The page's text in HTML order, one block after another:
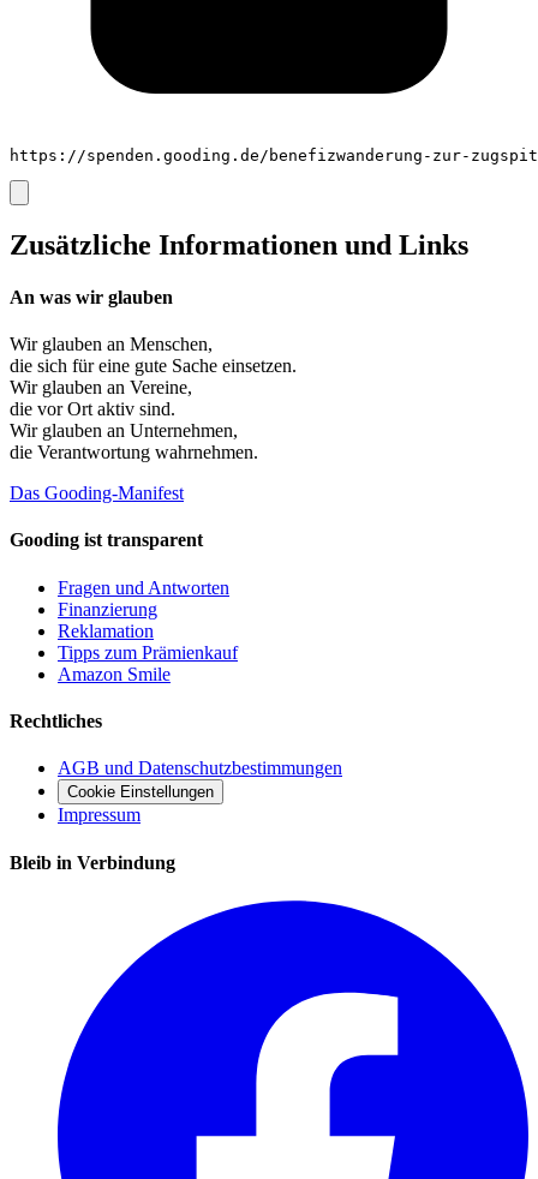
https://spenden.gooding.de/benefizwanderung-zur-
Zusätzliche Informationen und Links
An was wir glauben
Wir glauben an Menschen,
die sich für eine gute Sache einsetzen.
Wir glauben an Vereine,
die vor Ort aktiv sind.
Wir glauben an Unternehmen,
die Verantwortung wahrnehmen.
Das Gooding-Manifest
Gooding ist transparent
Fragen und Antworten
Finanzierung
Reklamation
Tipps zum Prämienkauf
Amazon Smile
Rechtliches
AGB und Datenschutzbestimmungen
Cookie Einstellungen
Impressum
Bleib in Verbindung